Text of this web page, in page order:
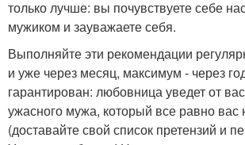
только лучше: вы почувствуете себе
мужиком и зауважаете себя.
Выполняйте эти рекомендации
и уже через месяц, максимум - через
гарантирован: любовница уведет от
ужасного мужа, который все равно вас
(доставайте свой список претензий и